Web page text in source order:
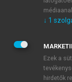
JELSZÓ
JELSZÓ ÚJRA
↓ 1
Ezek a
hirdetők